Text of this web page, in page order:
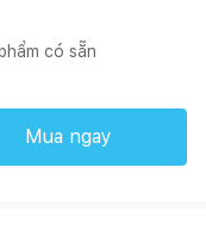
có sẵn
Mua ngay